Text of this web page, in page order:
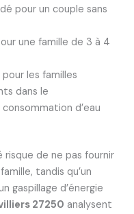
pour un couple sans
une famille de 3 à 4
les familles
dans le
consommation d’eau
de ne pas fournir
tandis qu’un
gaspillage d’énergie
27250 analysent